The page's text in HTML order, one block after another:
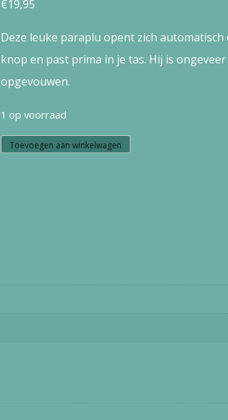
€19,95
Deze leuke paraplu opent zich
knop en past prima in je tas. Hij is
opgevouwen.
1 op voorraad
W5.29
Toevoegen aan winkelwagen